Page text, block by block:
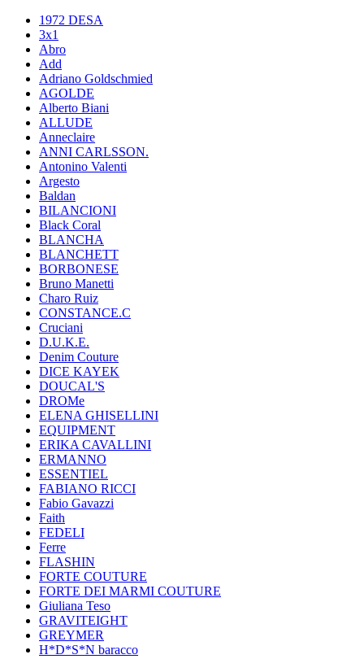
1972 DESA
3x1
Abro
Add
Adriano Goldschmied
AGOLDE
Alberto Biani
ALLUDE
Anneclaire
ANNI CARLSSON.
Antonino Valenti
Argesto
Baldan
BILANCIONI
Black Coral
BLANCHA
BLANCHETT
BORBONESE
Bruno Manetti
Charo Ruiz
CONSTANCE.C
Cruciani
D.U.K.E.
Denim Couture
DICE KAYEK
DOUCAL'S
DROMe
ELENA GHISELLINI
EQUIPMENT
ERIKA CAVALLINI
ERMANNO
ESSENTIEL
FABIANO RICCI
Fabio Gavazzi
Faith
FEDELI
Ferre
FLASHIN
FORTE COUTURE
FORTE DEI MARMI COUTURE
Giuliana Teso
GRAVITEIGHT
GREYMER
H*D*S*N baracco